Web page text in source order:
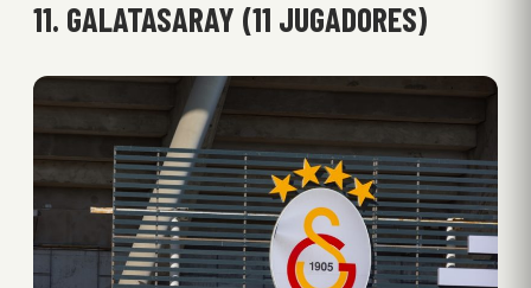
11. GALATASARAY (11 JUGADORES)